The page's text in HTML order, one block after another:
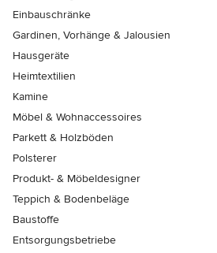
Einbauschränke
Gardinen, Vorhänge & Jalousien
Hausgeräte
Heimtextilien
Kamine
Möbel & Wohnaccessoires
Parkett & Holzböden
Polsterer
Produkt- & Möbeldesigner
Teppich & Bodenbeläge
Baustoffe
Entsorgungsbetriebe